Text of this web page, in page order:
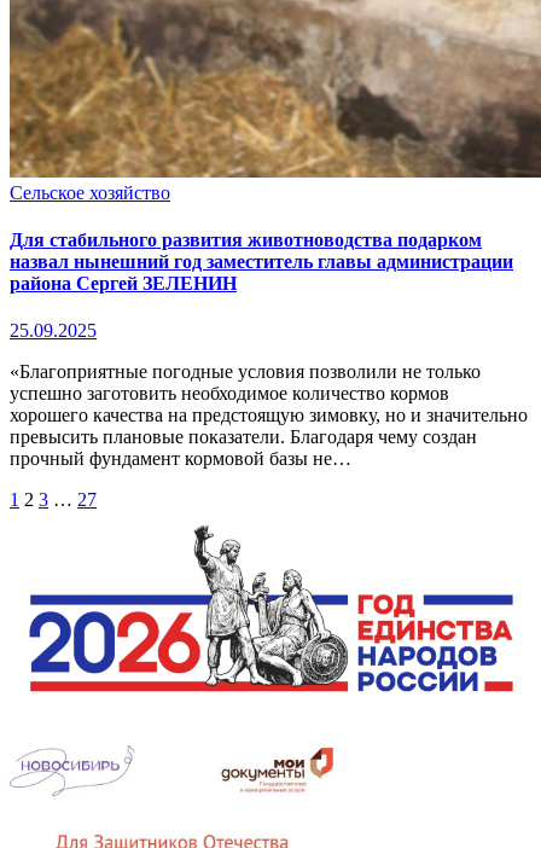
Сельское хозяйство
Для стабильного развития животноводства подарком
назвал нынешний год заместитель главы администрации
района Сергей ЗЕЛЕНИН
25.09.2025
«Благоприятные погодные условия позволили не только
успешно заготовить необходимое количество кормов
хорошего качества на предстоящую зимовку, но и значительно
превысить плановые показатели. Благодаря чему создан
прочный фундамент кормовой базы не…
Пагинация
1 2 3 … 27